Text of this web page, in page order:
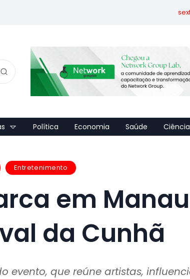
Política Economia Saúde Ciência
Entretenimento
em
da Cunhã
que reúne artistas,